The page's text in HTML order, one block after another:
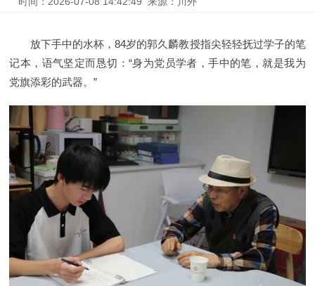
放下手中的水杯，84岁的郭久麟教授指尖轻轻抚过学子的笔
记本，语气坚定而恳切：“身为党员学者，手中的笔，就是我为
党旗添彩的武器。”